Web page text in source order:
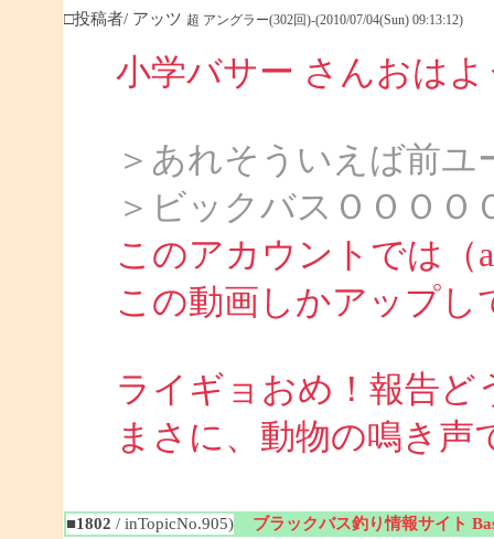
□投稿者/ アッツ 超 アングラー(302回)-(2010/07/04(Sun) 09:13:12)
小学バサー さんおは
＞あれそういえば前
＞ビックバスＯＯＯ
このアカウントでは（
この動画しかアップし
ライギョおめ！報告ど
まさに、動物の鳴き声
■1802 / inTopicNo.905) ブラックバス釣り情報サイト